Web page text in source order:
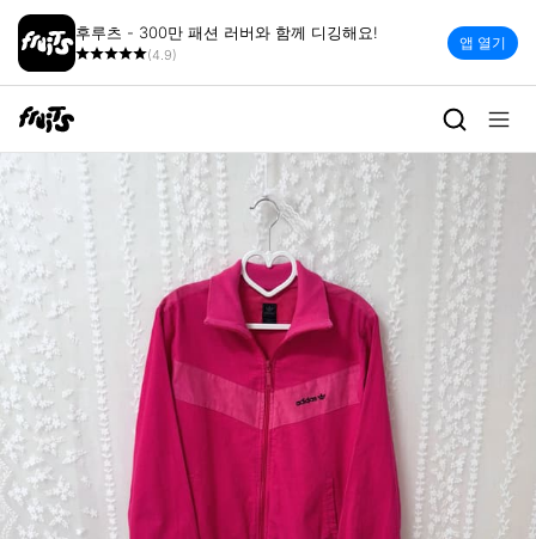
후루츠 - 300만 패션 러버와 함께 디깅해요!
(4.9)
앱 열기